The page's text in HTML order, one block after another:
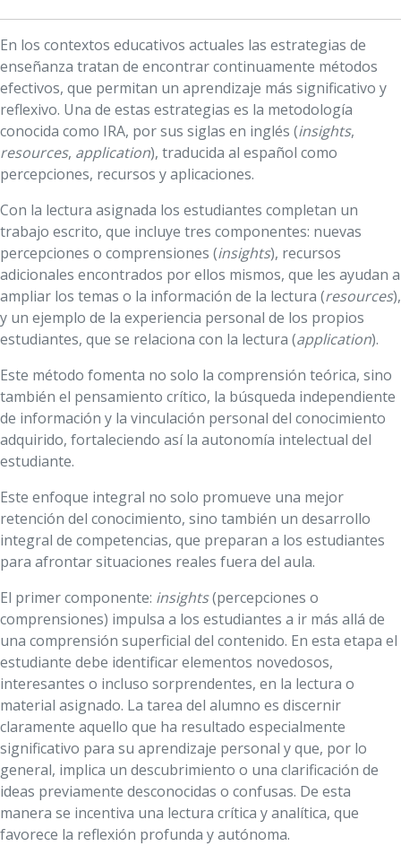
En los contextos educativos actuales las estrategias de
enseñanza tratan de encontrar continuamente métodos
efectivos, que permitan un aprendizaje más significativo y
reflexivo. Una de estas estrategias es la metodología
conocida como IRA, por sus siglas en inglés (insights,
resources, application), traducida al español como
percepciones, recursos y aplicaciones.
Con la lectura asignada los estudiantes completan un
trabajo escrito, que incluye tres componentes: nuevas
percepciones o comprensiones (insights), recursos
adicionales encontrados por ellos mismos, que les ayudan a
ampliar los temas o la información de la lectura (resources),
y un ejemplo de la experiencia personal de los propios
estudiantes, que se relaciona con la lectura (application).
Este método fomenta no solo la comprensión teórica, sino
también el pensamiento crítico, la búsqueda independiente
de información y la vinculación personal del conocimiento
adquirido, fortaleciendo así la autonomía intelectual del
estudiante.
Este enfoque integral no solo promueve una mejor
retención del conocimiento, sino también un desarrollo
integral de competencias, que preparan a los estudiantes
para afrontar situaciones reales fuera del aula.
El primer componente: insights(percepciones o
comprensiones) impulsa a los estudiantes a ir más allá de
una comprensión superficial del contenido. En esta etapa el
estudiante debe identificar elementos novedosos,
interesantes o incluso sorprendentes, en la lectura o
material asignado. La tarea del alumno es discernir
claramente aquello que ha resultado especialmente
significativo para su aprendizaje personal y que, por lo
general, implica un descubrimiento o una clarificación de
ideas previamente desconocidas o confusas. De esta
manera se incentiva una lectura crítica y analítica, que
favorece la reflexión profunda y autónoma.